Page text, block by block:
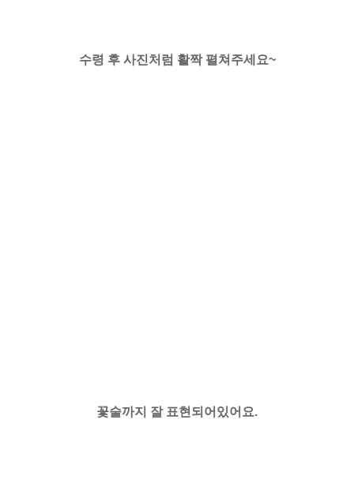
수령 후 사진처럼 활짝 펼쳐주세요~
꽃술까지 잘 표현되어있어요.